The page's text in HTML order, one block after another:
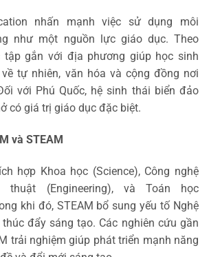
nhấn mạnh việc sử dụng môi
như một nguồn lực giáo dục. Theo
tập gắn với địa phương giúp học sinh
tự nhiên, văn hóa và cộng đồng nơi
với Phú Quốc, hệ sinh thái biển đảo
có giá trị giáo dục đặc biệt.
và STEAM
hợp Khoa học (Science), Công nghệ
thuật (Engineering), và Toán học
khi đó, STEAM bổ sung yếu tố Nghệ
đẩy sáng tạo. Các nghiên cứu gần
trải nghiệm giúp phát triển mạnh năng